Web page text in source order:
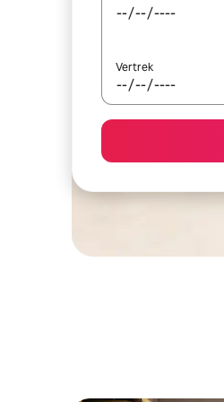
Vertrek